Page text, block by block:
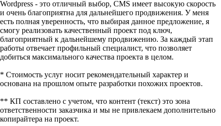
Wordpress - это отличный выбор, CMS имеет высокую скорость
и очень благоприятна для дальнейшего продвижения. У меня
есть полная уверенность, что выбирая данное предложение, я
смогу реализовать качественный проект под ключ,
благоприятный к дальнейшему продвижению. За каждый этап
работы отвечает профильный специалист, что позволяет
добиться максимального качества проекта в целом.
* Стоимость услуг носит рекомендательный характер и
основана на прошлом опыте разработки похожих проектов.
** КП составлено с учетом, что контент (текст) это зона
ответственности заказчика и мы не привлекаем дополнительно
копирайтера на проект.